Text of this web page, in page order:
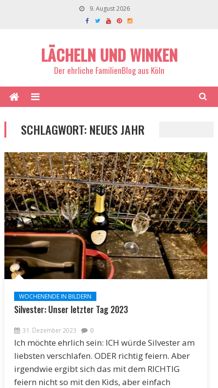
9. August 2026
LÄCHELN UND WINKEN
Der ehrliche FamilienBlog aus Köln
SCHLAGWORT:NEUES JAHR
WOCHENENDE IN BILDERN
Silvester: Unser letzter Tag 2023
31. Dezember 2023 0
Ich möchte ehrlich sein: ICH würde Silvester am
liebsten verschlafen. ODER richtig feiern. Aber
irgendwie ergibt sich das mit dem RICHTIG
feiern nicht so mit den Kids, aber einfach